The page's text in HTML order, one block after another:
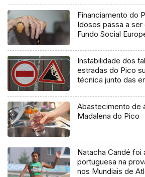
Financiamento do
Idosos passa a ser
Fundo Social
Instabilidade dos
estradas do Pico
técnica junto das
Abastecimento de
Madalena do Pico
Natacha Candé foi
portuguesa na
nos Mundiais de